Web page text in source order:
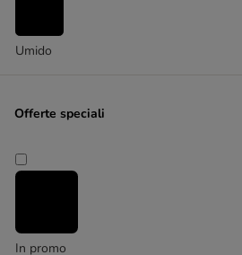
BF Petfood
Bon Menu
bosch Bio & Life Protection Concept
Bozita
Brit
Umido
Offerte speciali
In promo